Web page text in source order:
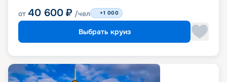
от 40 600 ₽ /чел +1 000
Выбрать круиз